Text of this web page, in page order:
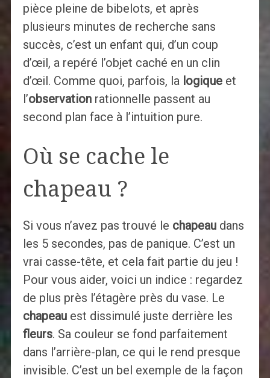
pièce pleine de bibelots, et après
plusieurs minutes de recherche sans
succès, c’est un enfant qui, d’un coup
d’œil, a repéré l’objet caché en un clin
d’œil. Comme quoi, parfois, la logiqueet
l’observationrationnelle passent au
second plan face à l’intuition pure.
Où se cache le
chapeau ?
Si vous n’avez pas trouvé le chapeaudans
les 5 secondes, pas de panique. C’est un
vrai casse-tête, et cela fait partie du jeu !
Pour vous aider, voici un indice : regardez
de plus près l’étagère près du vase. Le
chapeauest dissimulé juste derrière les
fleurs. Sa couleur se fond parfaitement
dans l’arrière-plan, ce qui le rend presque
invisible. C’est un bel exemple de la façon